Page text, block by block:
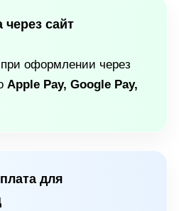
сайт
оформлении через
Apple Pay, Google Pay,
для